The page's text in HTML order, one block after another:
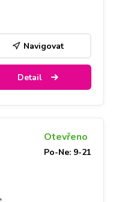
Navigovat
Detail
Otevřeno
Po-Ne: 9-21